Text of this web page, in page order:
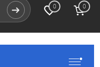
0 0